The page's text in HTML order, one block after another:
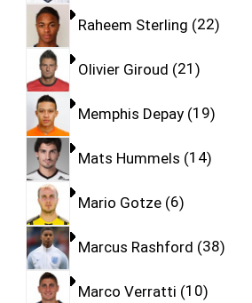
Raheem Sterling 22
Olivier Giroud 21
Memphis Depay 19
Mats Hummels 14
Mario Gotze 6
Marcus Rashford 38
Marco Verratti 10